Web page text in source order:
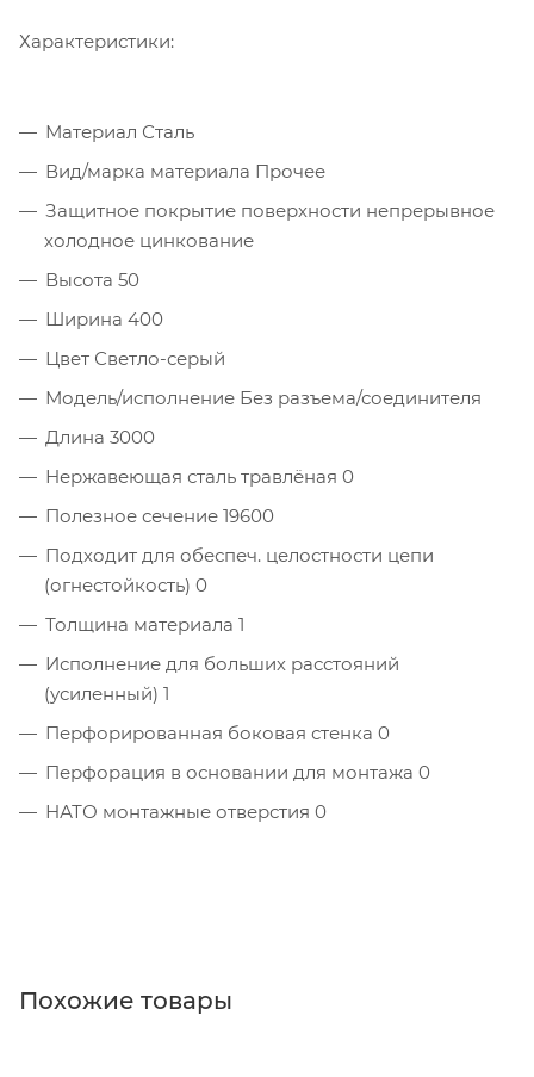
Характеристики:
Материал Сталь
Вид/марка материала Прочее
Защитное покрытие поверхности непрерывное
холодное цинкование
Высота 50
Ширина 400
Цвет Светло-серый
Модель/исполнение Без разъема/соединителя
Длина 3000
Нержавеющая сталь травлёная 0
Полезное сечение 19600
Подходит для обеспеч. целостности цепи
(огнестойкость) 0
Толщина материала 1
Исполнение для больших расстояний
(усиленный) 1
Перфорированная боковая стенка 0
Перфорация в основании для монтажа 0
НАТО монтажные отверстия 0
Похожие товары